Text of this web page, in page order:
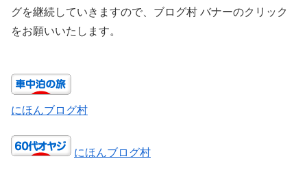
グを継続していきますので、ブログ村 バナーのクリック
をお願いいたします。
にほんブログ村
にほんブログ村